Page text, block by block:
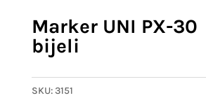
Marker UNI PX-30
bijeli
SKU:3151